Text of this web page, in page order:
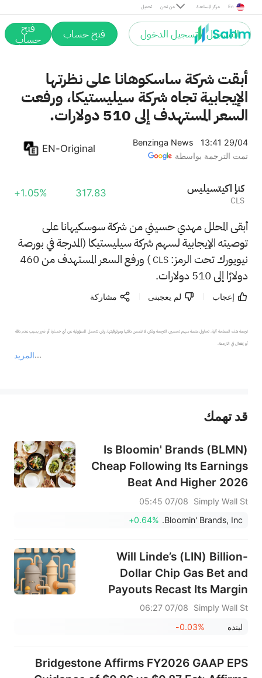
تحميل من نحن مركز المساعدة En
التسجيل / تسجيل الدخول فتح حساب فتح
حساب
أبقت شركة ساسكوهانا على نظرتها
الإيجابية تجاه شركة سيليستيكا، ورفعت
السعر المستهدف إلى 510 دولارات.
Benzinga News
13:41 29/04
تمت الترجمة بواسطة
EN-Original
سيليستيكا إنك
CLS
317.83
+1.05%
أبقى المحلل مهدي حسيني من شركة سوسكيهانا على
توصيته الإيجابية لسهم شركة سيليستيكا (المدرجة في بورصة
نيويورك تحت الرمز: CLS
) ورفع السعر المستهدف من 460
دولارًا إلى 510 دولارات.
إعجاب لم يعجبنى مشاركة
المزيد
ترجمة هذه الصفحة آلية. تحاول منصة سهم تحسين الترجمة ولكن لا تضمن دقتها وموثوقيتها، ولن تتحمل المسؤولية عن أي خسارة أو ضرر بسبب عدم دقة
أو إغفال في الترجمة.
عند الضرورة، يرجى استشارة مستشار استثمار محترف. لا تقدم منصة سهم أي مشورة استثمارية، ولا تقدم أي التزامات أو ضمانات.
قد تهمك
Is Bloomin' Brands (BLMN)
Cheap Following Its Earnings
Beat And Higher 2026
Guidance?
Simply Wall St
07/08 05:45
Bloomin' Brands, Inc.
+0.64%
Will Linde’s (LIN) Billion-
Dollar Chip Gas Bet and
Payouts Recast Its Margin
Narrative?
Simply Wall St
07/08 06:27
لينده
-0.03%
Bridgestone Affirms FY2026 GAAP EPS